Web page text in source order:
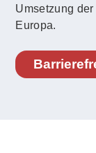
Umsetzung
Europa.